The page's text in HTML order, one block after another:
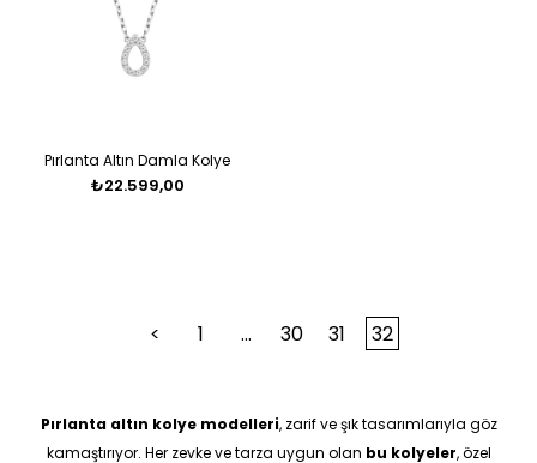
Pırlanta Altın Damla Kolye
₺22.599,00
< 1 ... 30 31 32
Pırlanta altın kolye modelleri, zarif ve şık tasarımlarıyla göz
kamaştırıyor. Her zevke ve tarza uygun olan bu kolyeler, özel